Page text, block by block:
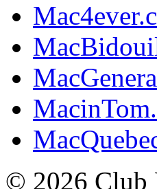
© 2026 Club